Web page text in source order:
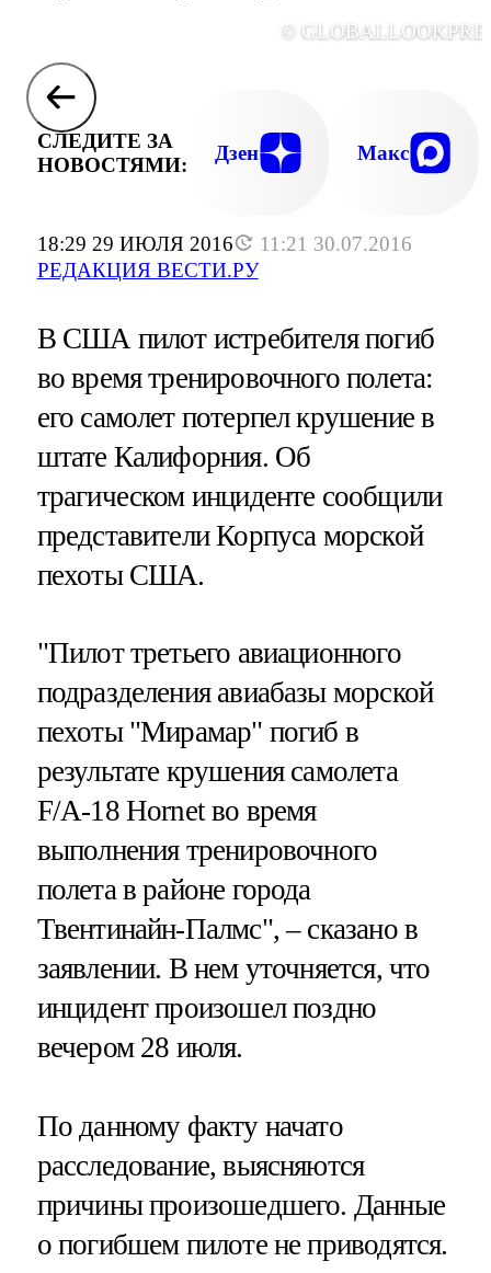
18:29 29 ИЮЛЯ 2016
11:21 30.07.2016
РЕДАКЦИЯ ВЕСТИ.РУ
©
СЛЕДИТЕ ЗА
НОВОСТЯМИ:
Дзен Макс
В США пилот истребителя погиб
во время тренировочного полета:
его самолет потерпел крушение в
штате Калифорния. Об
трагическом инциденте сообщили
представители Корпуса морской
пехоты США.
"Пилот третьего авиационного
подразделения авиабазы морской
пехоты "Мирамар" погиб в
результате крушения самолета
F/A-18 Hornet во время
выполнения тренировочного
полета в районе города
Твентинайн-Палмс", – сказано в
заявлении. В нем уточняется, что
инцидент произошел поздно
вечером 28 июля.
По данному факту начато
расследование, выясняются
причины произошедшего. Данные
о погибшем пилоте не приводятся.